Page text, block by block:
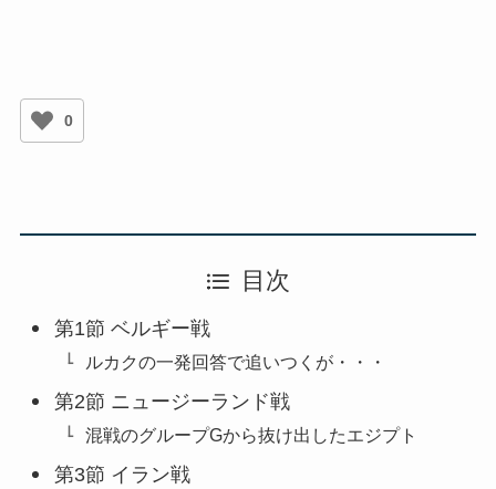
0
目次
第1節 ベルギー戦
ルカクの一発回答で追いつくが・・・
第2節 ニュージーランド戦
混戦のグループGから抜け出したエジプト
第3節 イラン戦